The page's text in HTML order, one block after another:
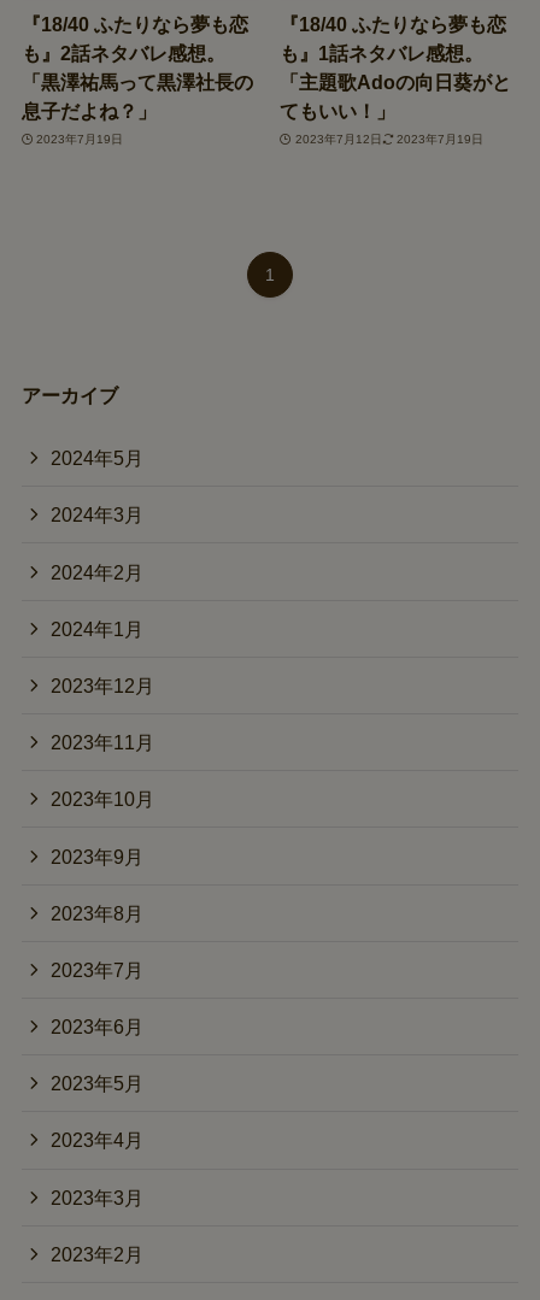
『18/40 ふたりなら夢も恋
も』2話ネタバレ感想。
「黒澤祐馬って黒澤社長の
息子だよね？」
2023年7月19日
『18/40 ふたりなら夢も恋
も』1話ネタバレ感想。
「主題歌Adoの向日葵がと
てもいい！」
2023年7月12日 2023年7月19日
1
アーカイブ
2024年5月
2024年3月
2024年2月
2024年1月
2023年12月
2023年11月
2023年10月
2023年9月
2023年8月
2023年7月
2023年6月
2023年5月
2023年4月
2023年3月
2023年2月